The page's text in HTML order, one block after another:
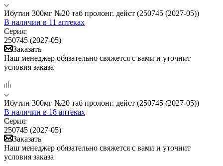
Ибутин 300мг №20 таб пролонг. дейст (250745 (2027-05))
В наличии в 11 аптеках
Серия:
250745 (2027-05)
Заказать
Наш менеджер обязательно свяжется с вами и уточнит
условия заказа
Ибутин 300мг №20 таб пролонг. дейст (250745 (2027-05))
В наличии в 18 аптеках
Серия:
250745 (2027-05)
Заказать
Наш менеджер обязательно свяжется с вами и уточнит
условия заказа